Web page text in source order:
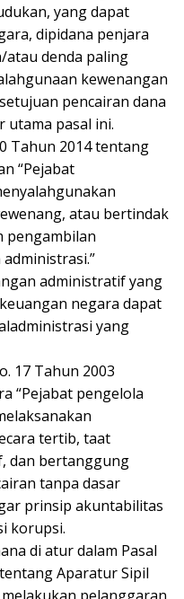
yang dapat
dipidana penjara
atau denda paling
kewenangan
pencairan dana
utama pasal ini.
Tahun 2014 tentang
“Pejabat
atau bertindak
pengambilan
administratif yang
negara dapat
yang
17 Tahun 2003
“Pejabat pengelola
tertib, taat
dan bertanggung
tanpa dasar
prinsip akuntabilitas
korupsi.
di atur dalam Pasal
Aparatur Sipil